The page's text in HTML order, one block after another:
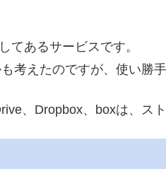
てあるサービスです。
考えたのですが、使い勝
、Dropbox、boxは、ス